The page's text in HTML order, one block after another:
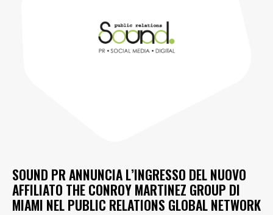
SOUND PR ANNUNCIA L’INGRESSO DEL NUOVO
AFFILIATO THE CONROY MARTINEZ GROUP DI
MIAMI NEL PUBLIC RELATIONS GLOBAL NETWORK